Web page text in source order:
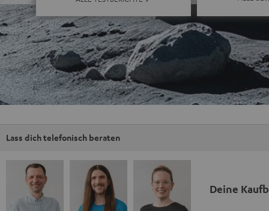
Lass dich telefonisch beraten
Deine